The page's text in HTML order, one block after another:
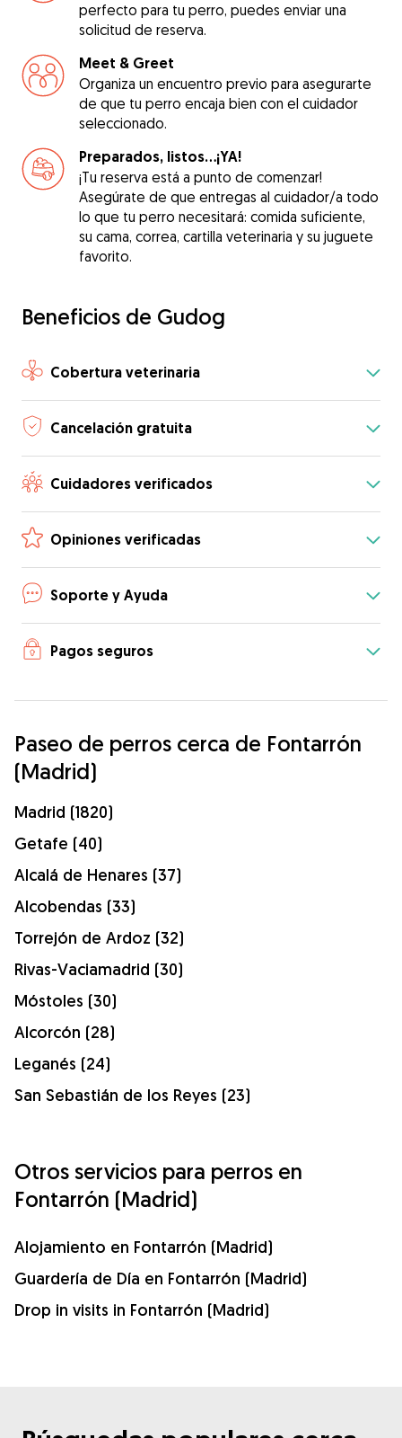
perfecto para tu perro, puedes enviar una
solicitud de reserva.
Meet & Greet
Organiza un encuentro previo para asegurarte
de que tu perro encaja bien con el cuidador
seleccionado.
Preparados, listos...¡YA!
¡Tu reserva está a punto de comenzar!
Asegúrate de que entregas al cuidador/a todo
lo que tu perro necesitará: comida suficiente,
su cama, correa, cartilla veterinaria y su juguete
favorito.
Beneficios de Gudog
Cobertura veterinaria
Cancelación gratuita
Cuidadores verificados
Opiniones verificadas
Soporte y Ayuda
Pagos seguros
Paseo de perros cerca de Fontarrón
(Madrid)
Madrid (1820)
Getafe (40)
Alcalá de Henares (37)
Alcobendas (33)
Torrejón de Ardoz (32)
Rivas-Vaciamadrid (30)
Móstoles (30)
Alcorcón (28)
Leganés (24)
San Sebastián de los Reyes (23)
Otros servicios para perros en
Fontarrón (Madrid)
Alojamiento en Fontarrón (Madrid)
Guardería de Día en Fontarrón (Madrid)
Drop in visits in Fontarrón (Madrid)